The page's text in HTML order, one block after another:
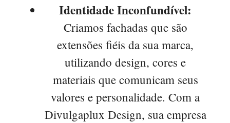
Identidade Inconfundível:
Criamos fachadas que são
extensões fiéis da sua marca,
utilizando design, cores e
materiais que comunicam seus
valores e personalidade. Com a
Divulgaplux Design, sua empresa